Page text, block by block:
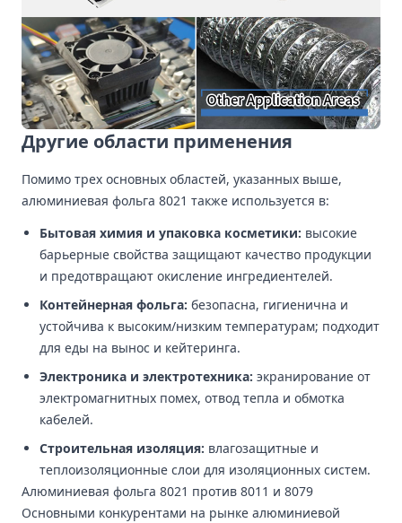
Другие области применения
Помимо трех основных областей, указанных выше,
алюминиевая фольга 8021 также используется в:
Бытовая химия и упаковка косметики: высокие
барьерные свойства защищают качество продукции
и предотвращают окисление ингредиентелей.
Контейнерная фольга: безопасна, гигиенична и
устойчива к высоким/низким температурам; подходит
для еды на вынос и кейтеринга.
Электроника и электротехника: экранирование от
электромагнитных помех, отвод тепла и обмотка
кабелей.
Строительная изоляция: влагозащитные и
теплоизоляционные слои для изоляционных систем.
Алюминиевая фольга 8021 против 8011 и 8079
Основными конкурентами на рынке алюминиевой